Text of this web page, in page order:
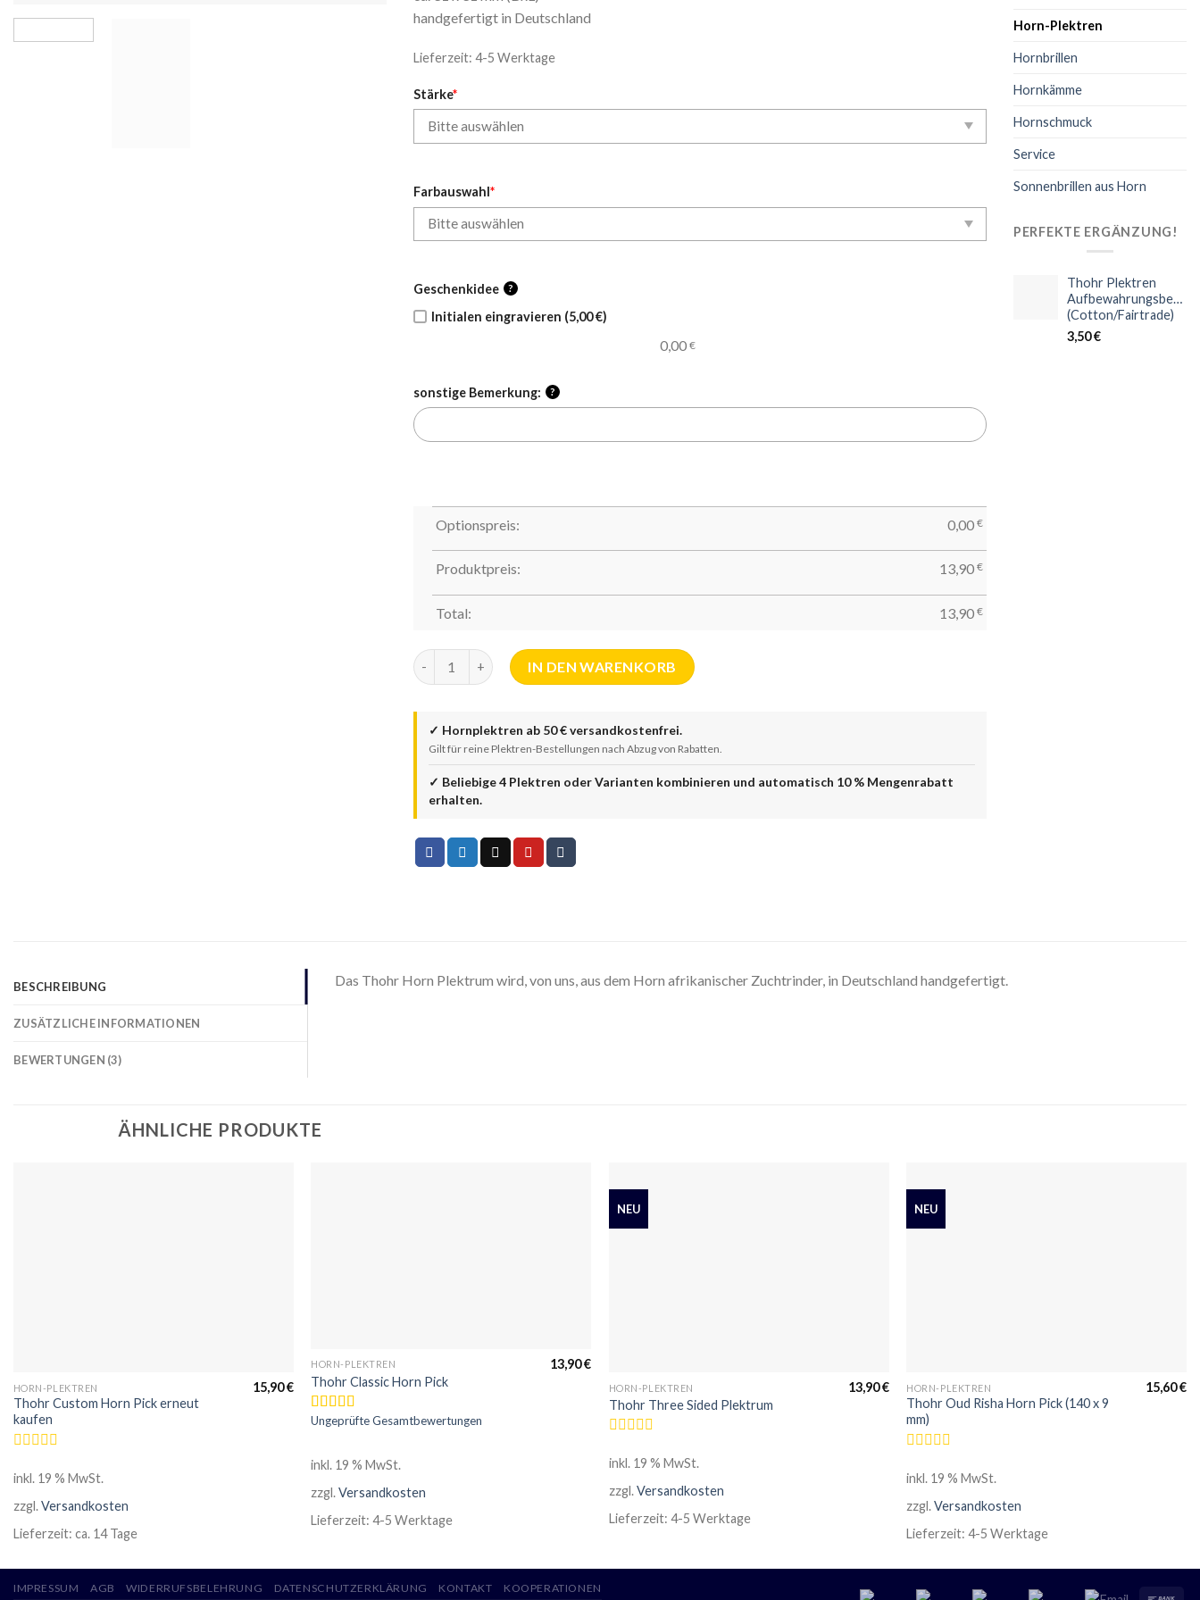
handgefertigt in Deutschland
Lieferzeit: 4-5 Werktage
Stärke*
Farbauswahl*
Geschenkidee ?
Initialen eingravieren (5,00 €)
0,00 €
sonstige Bemerkung: ?
Optionspreis: 0,00 €
Produktpreis: 13,90 €
Total: 13,90 €
Thohr Triangle Horn Pick (31 x 31 mm) Menge
IN DEN WARENKORB
✓ Hornplektren ab 50 € versandkostenfrei.
Gilt für reine Plektren-Bestellungen nach Abzug von Rabatten.
✓ Beliebige 4 Plektren oder Varianten kombinieren und automatisch 10 % Mengenrabatt
erhalten.
Horn-Plektren
Hornbrillen
Hornkämme
Hornschmuck
Service
Sonnenbrillen aus Horn
PERFEKTE ERGÄNZUNG!
Thohr Plektren
Aufbewahrungsbeutel
(Cotton/Fairtrade)
3,50€
BESCHREIBUNG
ZUSÄTZLICHE INFORMATIONEN
BEWERTUNGEN (3)
Das Thohr Horn Plektrum wird, von uns, aus dem Horn afrikanischer Zuchtrinder, in Deutschland handgefertigt.
ÄHNLICHE PRODUKTE
HORN-PLEKTREN
Thohr Custom Horn Pick erneut
kaufen
mit
von
15,90€
inkl. 19 % MwSt.
zzgl.Versandkosten
Lieferzeit: ca. 14 Tage
HORN-PLEKTREN
Thohr Classic Horn Pick
Bewertet
Ungeprüfte Gesamtbewertungen
13,90€
inkl. 19 % MwSt.
zzgl.Versandkosten
Lieferzeit:4-5 Werktage
NEU
HORN-PLEKTREN
Thohr Three Sided Plektrum
mit
von
13,90€
inkl. 19 % MwSt.
zzgl.Versandkosten
Lieferzeit: 4-5 Werktage
NEU
HORN-PLEKTREN
Thohr Oud Risha Horn Pick (140 x 9
mm)
mit
von
15,60€
inkl. 19 % MwSt.
zzgl.Versandkosten
Lieferzeit:4-5 Werktage
IMPRESSUM AGB WIDERRUFSBELEHRUNG DATENSCHUTZERKLÄRUNG KONTAKT KOOPERATIONEN